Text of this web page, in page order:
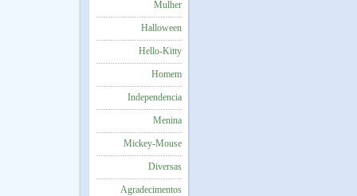
Mulher
Halloween
Hello-Kitty
Homem
Independencia
Menina
Mickey-Mouse
Diversas
Agradecimentos